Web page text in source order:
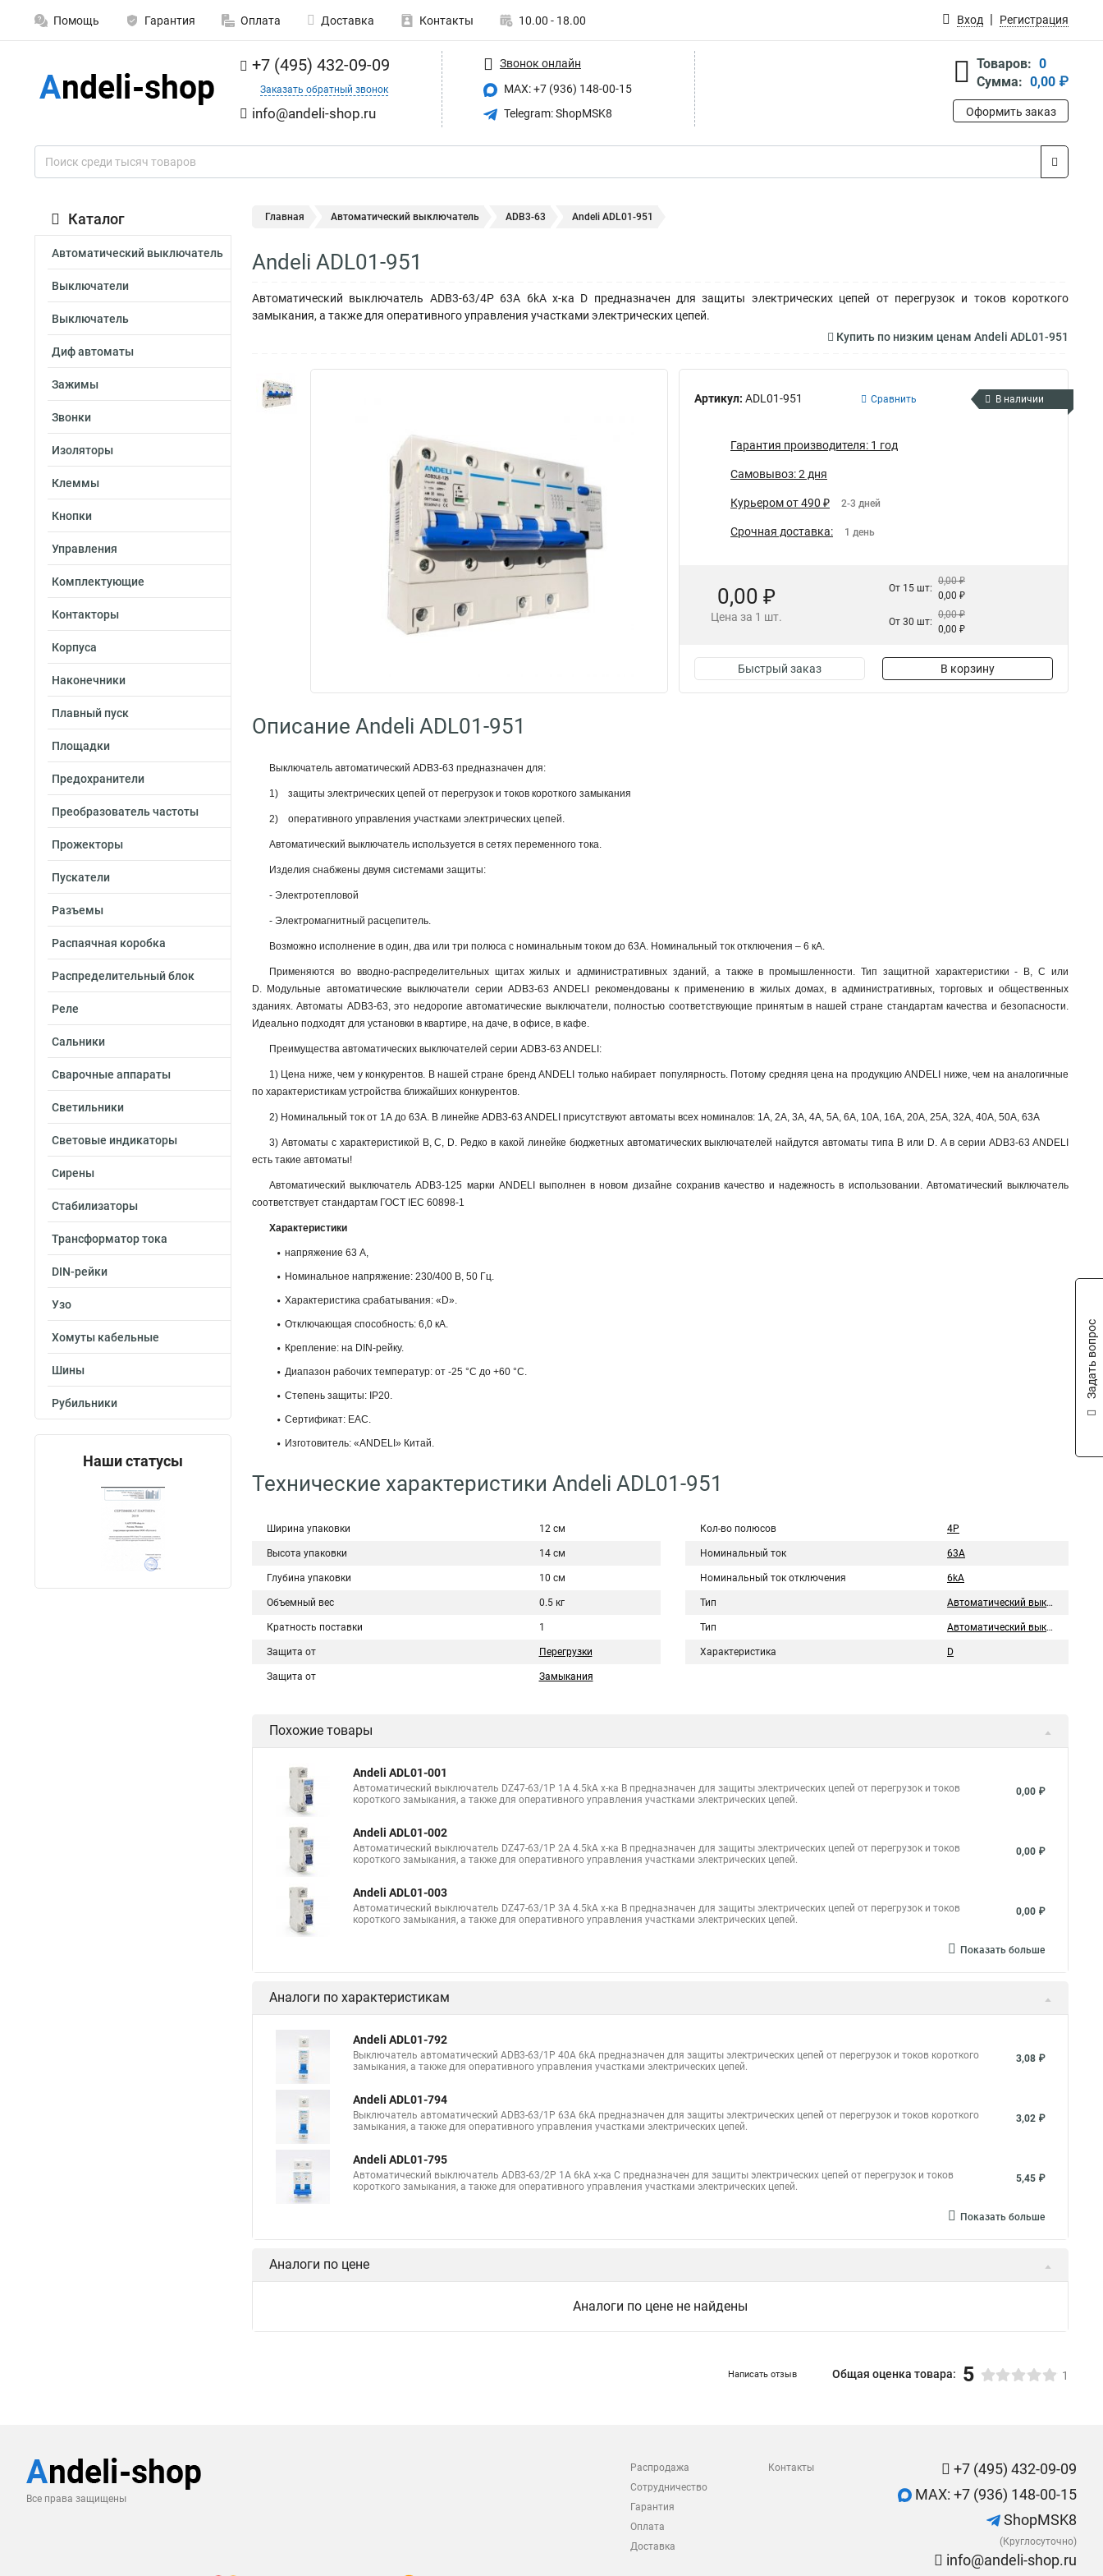
Помощь Гарантия Оплата Доставка Контакты 10.00 - 18.00 Вход Регистрация
+7 (495) 432-09-09
Заказать обратный звонок
info@andeli-shop.ru
Звонок онлайн
MAX: +7 (936) 148-00-15
Telegram: ShopMSK8
Товаров: 0
Сумма: 0,00 ₽
Оформить заказ
Каталог
Автоматический выключатель
Выключатели
Выключатель
Диф автоматы
Зажимы
Звонки
Изоляторы
Клеммы
Кнопки
Управления
Комплектующие
Контакторы
Корпуса
Наконечники
Плавный пуск
Площадки
Предохранители
Преобразователь частоты
Прожекторы
Пускатели
Разъемы
Распаячная коробка
Распределительный блок
Реле
Сальники
Сварочные аппараты
Светильники
Световые индикаторы
Сирены
Стабилизаторы
Трансформатор тока
DIN-рейки
Узо
Хомуты кабельные
Шины
Рубильники
Наши статусы
Главная Автоматический выключатель ADB3-63 Andeli ADL01-951
Andeli ADL01-951
Автоматический выключатель ADB3-63/4P 63A 6kA х-ка D предназначен для защиты электрических цепей от перегрузок и токов короткого
замыкания, а также для оперативного управления участками электрических цепей.
Купить по низким ценам Andeli ADL01-951
Артикул: ADL01-951 Сравнить В наличии
Гарантия производителя: 1 год
Самовывоз: 2 дня
Курьером от 490 ₽ 2-3 дней
Срочная доставка: 1 день
0,00 ₽
Цена за 1 шт.
От 15 шт:
0,00 ₽
0,00 ₽
От 30 шт:
0,00 ₽
0,00 ₽
Быстрый заказ В корзину
Описание Andeli ADL01-951
Выключатель автоматический ADB3-63 предназначен для:
1) защиты электрических цепей от перегрузок и токов короткого замыкания
2) оперативного управления участками электрических цепей.
Автоматический выключатель используется в сетях переменного тока.
Изделия снабжены двумя системами защиты:
- Электротепловой
- Электромагнитный расцепитель.
Возможно исполнение в один, два или три полюса с номинальным током до 63А. Номинальный ток отключения – 6 кА.
Применяются во вводно-распределительных щитах жилых и административных зданий, а также в промышленности. Тип защитной характеристики - B, C или
D. Модульные автоматические выключатели серии ADB3-63 ANDELI рекомендованы к применению в жилых домах, в административных, торговых и общественных
зданиях. Автоматы ADB3-63, это недорогие автоматические выключатели, полностью соответствующие принятым в нашей стране стандартам качества и безопасности.
Идеально подходят для установки в квартире, на даче, в офисе, в кафе.
Преимущества автоматических выключателей серии ADB3-63 ANDELI:
1) Цена ниже, чем у конкурентов. В нашей стране бренд ANDELI только набирает популярность. Потому средняя цена на продукцию ANDELI ниже, чем на аналогичные
по характеристикам устройства ближайших конкурентов.
2) Номинальный ток от 1А до 63А. В линейке ADB3-63 ANDELI присутствуют автоматы всех номиналов: 1А, 2А, 3А, 4А, 5А, 6А, 10А, 16А, 20А, 25А, 32А, 40А, 50А, 63А
3) Автоматы с характеристикой B, С, D. Редко в какой линейке бюджетных автоматических выключателей найдутся автоматы типа B или D. А в серии ADB3-63 ANDELI
есть такие автоматы!
Автоматический выключатель ADB3-125 марки ANDELI выполнен в новом дизайне сохранив качество и надежность в использовании. Автоматический выключатель
соответствует стандартам ГОСТ IEC 60898-1
Характеристики
напряжение 63 А,
Номинальное напряжение: 230/400 В, 50 Гц.
Характеристика срабатывания: «D».
Отключающая способность: 6,0 кА.
Крепление: на DIN-рейку.
Диапазон рабочих температур: от -25 °С до +60 °С.
Степень защиты: IP20.
Сертификат: ЕАС.
Изготовитель: «ANDELI» Китай.
Технические характеристики Andeli ADL01-951
Ширина упаковки 12 см
Высота упаковки 14 см
Глубина упаковки 10 см
Объемный вес 0.5 кг
Кратность поставки 1
Защита от Перегрузки
Защита от Замыкания
Кол-во полюсов 4P
Номинальный ток 63A
Номинальный ток отключения 6kA
Тип Автоматический выключатель
Тип Автоматический выключатель
Характеристика D
Похожие товары
Andeli ADL01-001
Автоматический выключатель DZ47-63/1P 1A 4.5kA х-ка B предназначен для защиты электрических цепей от перегрузок и токов
короткого замыкания, а также для оперативного управления участками электрических цепей.
0,00 ₽
Andeli ADL01-002
Автоматический выключатель DZ47-63/1P 2A 4.5kA х-ка B предназначен для защиты электрических цепей от перегрузок и токов
короткого замыкания, а также для оперативного управления участками электрических цепей.
0,00 ₽
Andeli ADL01-003
Автоматический выключатель DZ47-63/1P 3A 4.5kA х-ка B предназначен для защиты электрических цепей от перегрузок и токов
короткого замыкания, а также для оперативного управления участками электрических цепей.
0,00 ₽
Показать больше
Аналоги по характеристикам
Andeli ADL01-792
Выключатель автоматический ADB3-63/1P 40A 6kA предназначен для защиты электрических цепей от перегрузок и токов короткого
замыкания, а также для оперативного управления участками электрических цепей.
3,08 ₽
Andeli ADL01-794
Выключатель автоматический ADB3-63/1P 63A 6kA предназначен для защиты электрических цепей от перегрузок и токов короткого
замыкания, а также для оперативного управления участками электрических цепей.
3,02 ₽
Andeli ADL01-795
Автоматический выключатель ADB3-63/2P 1A 6kA х-ка C предназначен для защиты электрических цепей от перегрузок и токов
короткого замыкания, а также для оперативного управления участками электрических цепей.
5,45 ₽
Показать больше
Аналоги по цене
Аналоги по цене не найдены
Написать отзыв Общая оценка товара: 5 1
Все права защищены
Распродажа
Сотрудничество
Гарантия
Оплата
Доставка
Контакты
+7 (495) 432-09-09
MAX: +7 (936) 148-00-15
ShopMSK8
(Круглосуточно)
info@andeli-shop.ru
Задать вопрос